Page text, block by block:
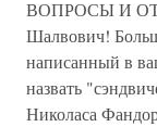
ВОПРОСЫ И
Шалвович!
написанный в
назвать
Николаса